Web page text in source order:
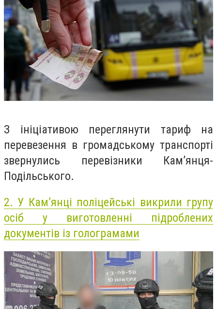
З ініціативою переглянути тариф на
перевезення в громадському транспорті
звернулись перевізники Кам’янця-
Подільського.
2. У Кам’янці поліцейські викрили групу
осіб у виготовленні підроблених
документів із голограмами